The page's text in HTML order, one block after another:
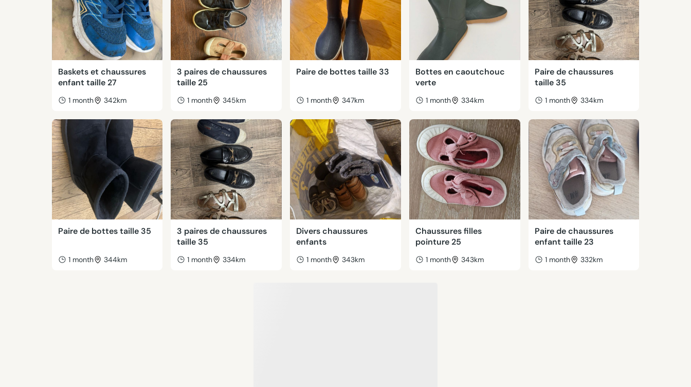
Baskets et chaussures
enfant taille 27
1 month 342km
3 paires de chaussures
taille 25
1 month 345km
Paire de bottes taille 33
1 month 347km
Bottes en caoutchouc
verte
1 month 334km
Paire de chaussures
taille 35
1 month 334km
Paire de bottes taille 35
1 month 344km
3 paires de chaussures
taille 35
1 month 334km
Divers chaussures
enfants
1 month 343km
Chaussures filles
pointure 25
1 month 343km
Paire de chaussures
enfant taille 23
1 month 332km